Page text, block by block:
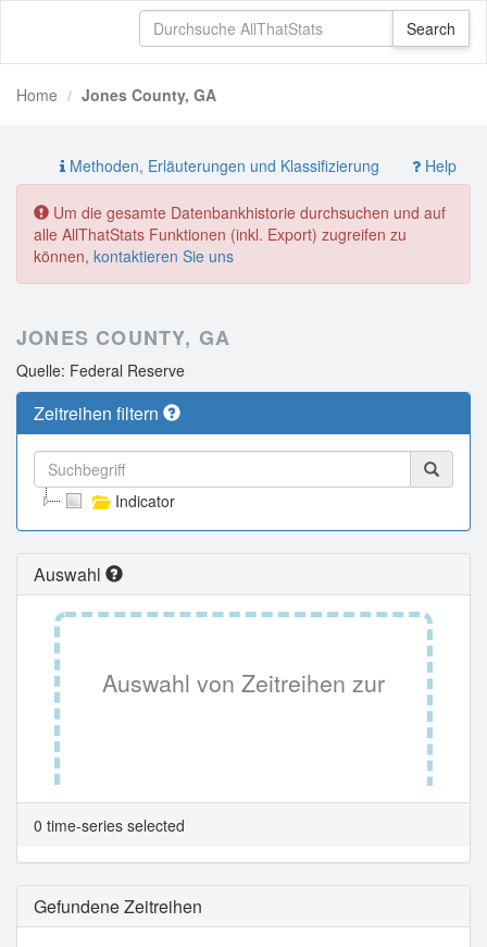
Home Jones County, GA
Methoden, Erläuterungen und Klassifizierung Help
Um die gesamte Datenbankhistorie durchsuchen und auf
alle AllThatStats Funktionen (inkl. Export) zugreifen zu
können, kontaktieren Sie uns
JONES COUNTY, GA
Quelle: Federal Reserve
Zeitreihen filtern
Indicator
Auswahl
Auswahl von Zeitreihen zur
Tabellenansicht.
0 time-series selected
Gefundene Zeitreihen